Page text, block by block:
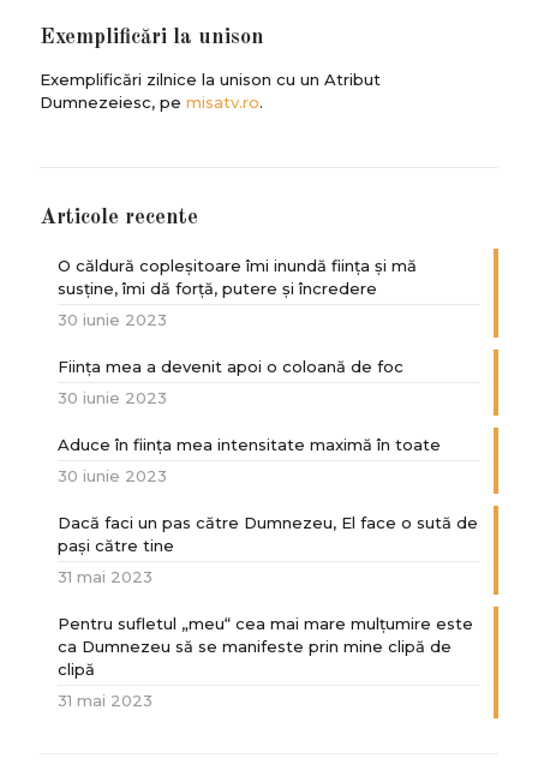
Exemplificări la unison
Exemplificări zilnice la unison cu un Atribut
Dumnezeiesc, pe misatv.ro.
Articole recente
O căldură copleșitoare îmi inundă ființa și mă
susține, îmi dă forță, putere și încredere
30 iunie 2023
Ființa mea a devenit apoi o coloană de foc
30 iunie 2023
Aduce în ființa mea intensitate maximă în toate
30 iunie 2023
Dacă faci un pas către Dumnezeu, El face o sută de
paşi către tine
31 mai 2023
Pentru sufletul „meu“ cea mai mare mulțumire este
ca Dumnezeu să se manifeste prin mine clipă de
clipă
31 mai 2023